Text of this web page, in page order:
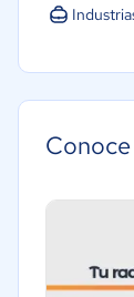
Micro: 1
Legales